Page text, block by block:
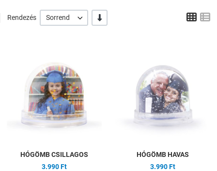
Rendezés Sorrend -/+ Grid
Összehasonlítás
HÓGÖMB CSILLAGOS
3.990 Ft
HÓGÖMB HAVAS
3.990 Ft